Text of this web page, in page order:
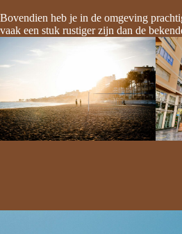
Bovendien heb je in de omgeving
vaak een stuk rustiger zijn dan de